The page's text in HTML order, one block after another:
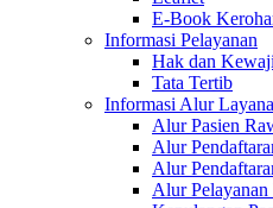
E-Book
Informasi Pelayanan
Hak dan
Tata Tertib
Informasi Alur
Alur Pasien
Alur
Alur
Alur